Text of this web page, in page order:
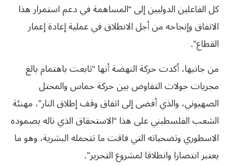
كل الفاعلين الدوليين إلى “المساهمة في دعم استمرار هذا
الاتفاق وإنجاحه من أجل الانطلاق في عملية إعادة إعمار
القطاع”.
من جانبها، أكدت حركة النهضة أنها “تابعت باهتمام بالغ
مجريات جولات التفاوض بين حركة حماس والمحتل
الصهيوني، والذي أفضى إلى اتفاق وقف إطلاق النار”، مهنئة
الشعب الفلسطيني على هذا “الاستحقاق الذي ناله بصموده
الاسطوري وتضحياته التي فاقت ما تتحمله البشرية، وهو ما
يعتبر انتصارا وانطلاقا لمشروع التحرير”.